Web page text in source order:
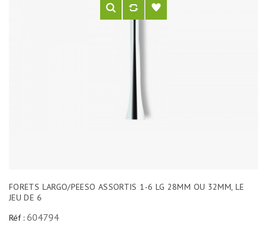
FORETS LARGO/PEESO ASSORTIS 1-6 LG 28MM OU 32MM, LE
JEU DE 6
Réf : 604794